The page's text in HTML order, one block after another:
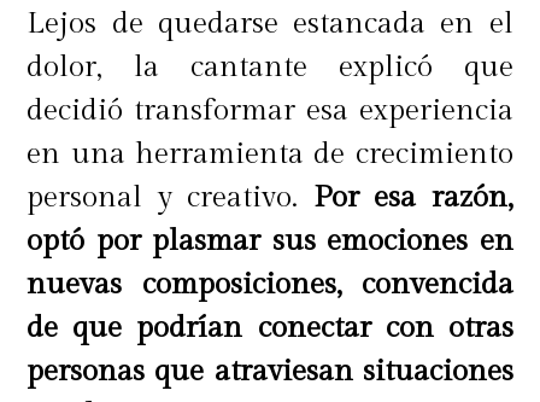
Lejos de quedarse estancada en el
dolor, la cantante explicó que
decidió transformar esa experiencia
en una herramienta de crecimiento
personal y creativo. Por esa razón,
optó por plasmar sus emociones en
nuevas composiciones, convencida
de que podrían conectar con otras
personas que atraviesan situaciones